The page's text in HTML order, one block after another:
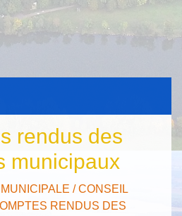
rendus des
municipaux
/CONSEIL
RENDUS DES